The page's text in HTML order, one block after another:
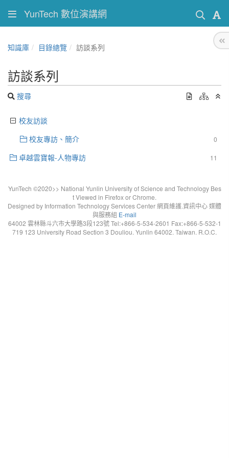
YunTech 數位演講網
知識庫 目錄總覽 訪談系列
訪談系列
搜尋
校友訪談
0
校友專訪、簡介
11
卓越雲寶報-人物專訪
YunTech ©2020>> National Yunlin University of Science and Technology Bes
t Viewed in Firefox or Chrome.
Designed by Information Technology Services Center 網頁維護.資訊中心 媒體
與服務組 E-mail
64002 雲林縣斗六市大學路3段123號 Tel:+866-5-534-2601 Fax:+866-5-532-1
719 123 University Road Section 3 Douliou. Yunlin 64002. Taiwan. R.O.C.